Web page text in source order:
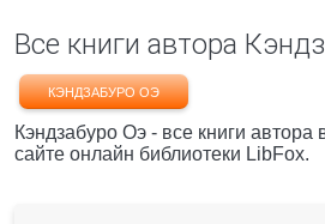
Все книги автора
КЭНДЗАБУРО ОЭ
Кэндзабуро Оэ - все книги автора
сайте онлайн библиотеки LibFox.